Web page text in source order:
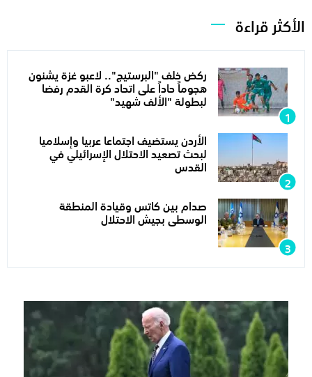
الأكثر قراءة
ركض خلف "البرستيج".. لاعبو غزة يشنون
هجوماً حاداً على اتحاد كرة القدم رفضا
لبطولة "الألف شهيد"
الأردن يستضيف اجتماعا عربيا وإسلاميا
لبحث تصعيد الاحتلال الإسرائيلي في
القدس
صدام بين كاتس وقيادة المنطقة
الوسطى بجيش الاحتلال